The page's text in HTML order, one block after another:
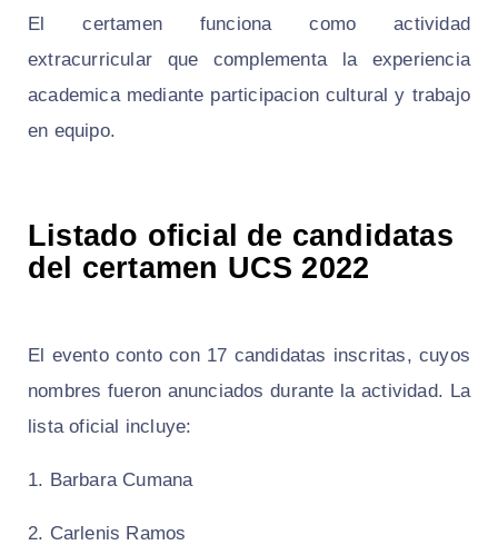
El certamen funciona como actividad
extracurricular que complementa la experiencia
academica mediante participacion cultural y trabajo
en equipo.
Listado oficial de candidatas
del certamen UCS 2022
El evento conto con 17 candidatas inscritas, cuyos
nombres fueron anunciados durante la actividad. La
lista oficial incluye:
1. Barbara Cumana
2. Carlenis Ramos